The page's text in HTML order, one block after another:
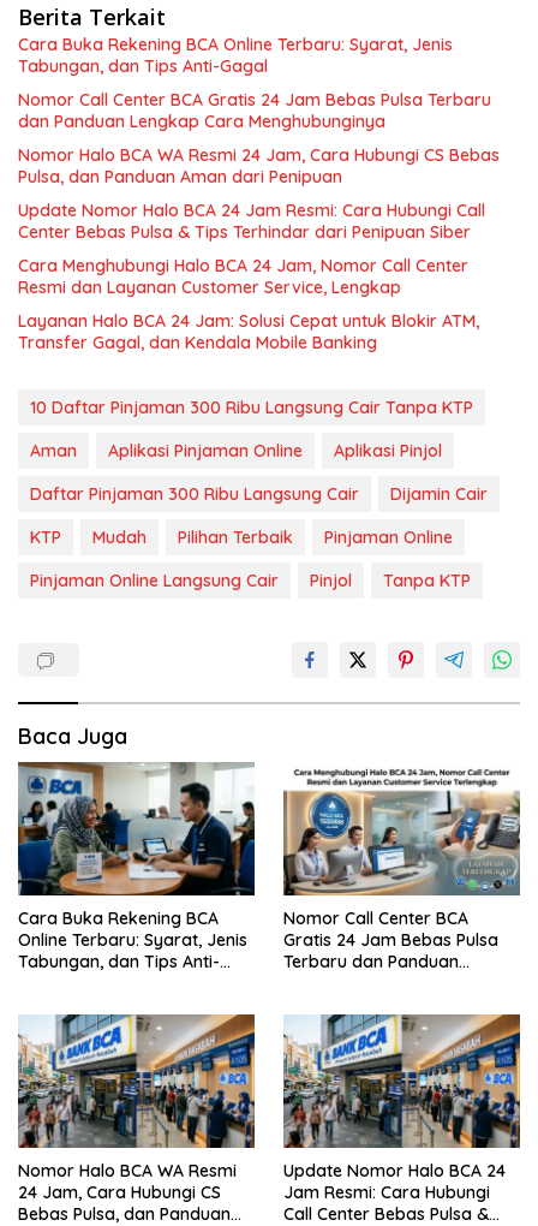
Berita Terkait
Cara Buka Rekening BCA Online Terbaru: Syarat, Jenis
Tabungan, dan Tips Anti-Gagal
Nomor Call Center BCA Gratis 24 Jam Bebas Pulsa Terbaru
dan Panduan Lengkap Cara Menghubunginya
Nomor Halo BCA WA Resmi 24 Jam, Cara Hubungi CS Bebas
Pulsa, dan Panduan Aman dari Penipuan
Update Nomor Halo BCA 24 Jam Resmi: Cara Hubungi Call
Center Bebas Pulsa & Tips Terhindar dari Penipuan Siber
Cara Menghubungi Halo BCA 24 Jam, Nomor Call Center
Resmi dan Layanan Customer Service, Lengkap
Layanan Halo BCA 24 Jam: Solusi Cepat untuk Blokir ATM,
Transfer Gagal, dan Kendala Mobile Banking
10 Daftar Pinjaman 300 Ribu Langsung Cair Tanpa KTP
Aman
Aplikasi Pinjaman Online
Aplikasi Pinjol
Daftar Pinjaman 300 Ribu Langsung Cair
Dijamin Cair
KTP
Mudah Pilihan Terbaik
Pinjaman Online
Pinjaman Online Langsung Cair
Pinjol Tanpa KTP
Baca Juga
Cara Buka Rekening BCA
Online Terbaru: Syarat, Jenis
Tabungan, dan Tips Anti-
Nomor Call Center BCA
Gratis 24 Jam Bebas Pulsa
Terbaru dan Panduan
Nomor Halo BCA WA Resmi
24 Jam, Cara Hubungi CS
Bebas Pulsa, dan Panduan
Update Nomor Halo BCA 24
Jam Resmi: Cara Hubungi
Call Center Bebas Pulsa &